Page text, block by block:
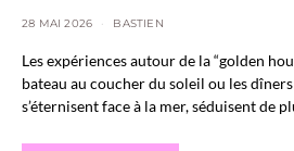
28 MAI 2026 BASTIEN
Les expériences autour de la “golden
bateau au coucher du soleil ou les
s’éternisent face à la mer, séduisent de